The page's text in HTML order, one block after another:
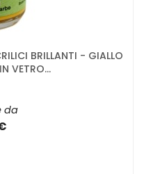
BRILLANTI - GIALLO
VETRO...
da